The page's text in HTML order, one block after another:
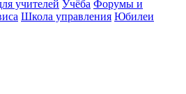
учителей Учёба Форумы и
Школа управления Юбилеи